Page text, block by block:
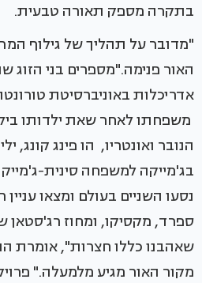
בתקרה מספק תאורה טבעית.
"מדובר על תהליך של גילוף
האור פנימה."מספרים בני הזוג
אדריכלות באוניברסיטת
משפחתו לאחר שאת ילדותו
הנובר ואונטריו, הו פינג קונג,
בג'מייקה למשפחה סינית-
נסעו השניים בעולם ומצאו
ספרד, מקסיקו, ומחוז רג'סטאן
שאהבנו כללו חצרות", אומרת
מקור האור מגיע מלמעלה."